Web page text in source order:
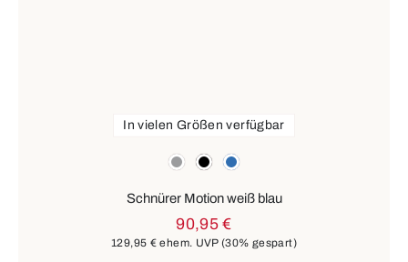
grau schwarz
blau
In vielen Größen verfügbar
Schnürer Motion weiß blau
90,95 €
129,95 € ehem. UVP(30% gespart)